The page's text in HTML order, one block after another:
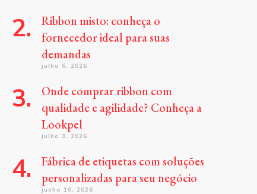
Ribbon misto: conheça o
fornecedor ideal para suas
demandas
julho 6, 2026
Onde comprar ribbon com
qualidade e agilidade? Conheça a
Lookpel
julho 3, 2026
Fábrica de etiquetas com soluções
personalizadas para seu negócio
junho 10, 2026